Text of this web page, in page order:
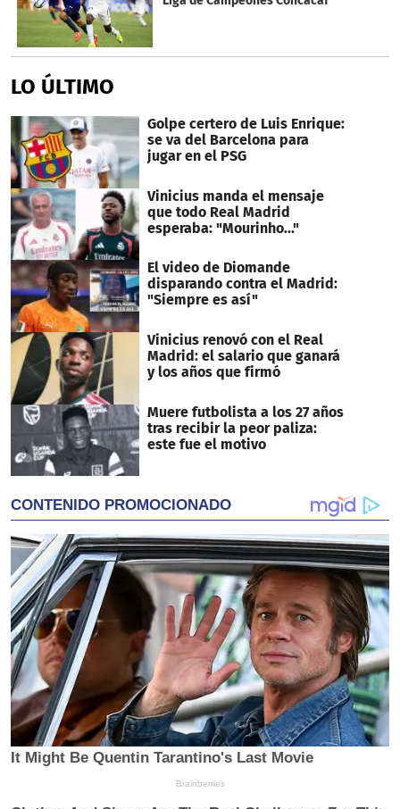
LO ÚLTIMO
Golpe certero de Luis Enrique:
se va del Barcelona para
jugar en el PSG
Vinicius manda el mensaje
que todo Real Madrid
esperaba: "Mourinho..."
El video de Diomande
disparando contra el Madrid:
"Siempre es así"
Vinicius renovó con el Real
Madrid: el salario que ganará
y los años que firmó
Muere futbolista a los 27 años
tras recibir la peor paliza:
este fue el motivo